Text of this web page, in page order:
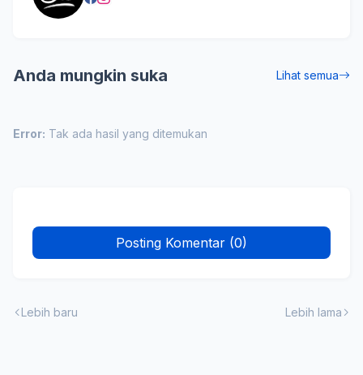
Anda mungkin suka Lihat semua
Error: Tak ada hasil yang ditemukan
Posting Komentar (0)
Lebih baru Lebih lama